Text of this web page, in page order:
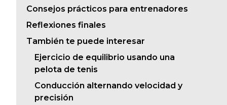
Consejos prácticos para entrenadores
Reflexiones finales
También te puede interesar
Ejercicio de equilibrio usando una
pelota de tenis
Conducción alternando velocidad y
precisión